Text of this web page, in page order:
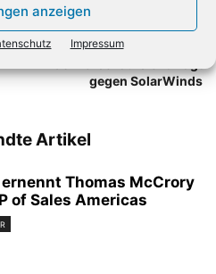
anzeigen
ImpressumNächster Artikel
gegen SolarWinds
Artikel
Thomas McCrory
of Sales Americas